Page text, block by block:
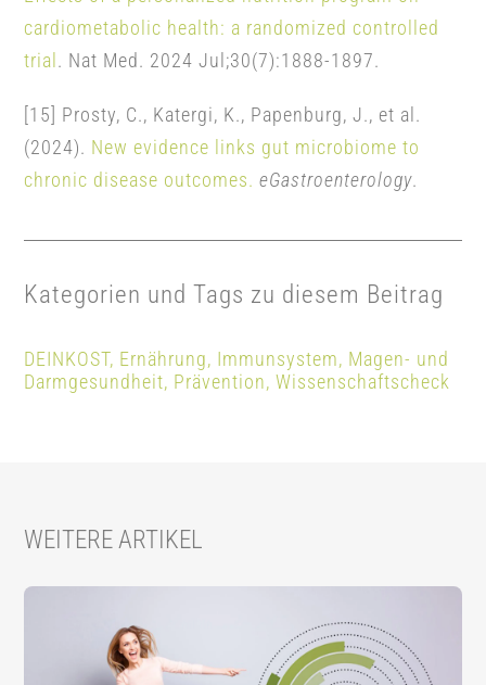
cardiometabolic health: a randomized controlled
trial. Nat Med. 2024 Jul;30(7):1888-1897.
[15] Prosty, C., Katergi, K., Papenburg, J., et al.
(2024). New evidence links gut microbiome to
chronic disease outcomes. eGastroenterology.
Kategorien und Tags zu diesem Beitrag
DEINKOST, Ernährung, Immunsystem, Magen- und
Darmgesundheit, Prävention,Wissenschaftscheck
WEITERE ARTIKEL